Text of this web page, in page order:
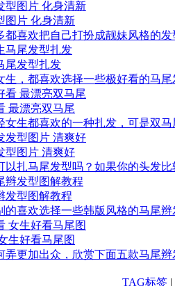
图片 化身清新
都喜欢把自己打扮成靓妹风格的
尾发型扎发
生，都喜欢选择一些极好看的马
最漂亮双马尾
女生都喜欢的一种扎发，可是双
型图片 清爽好
以扎马尾发型吗？如果你的头发
发型图解教程
的喜欢选择一些韩版风格的马尾
生好看马尾图
弄更加出众，欣赏下面五款马尾
TAG标签 |